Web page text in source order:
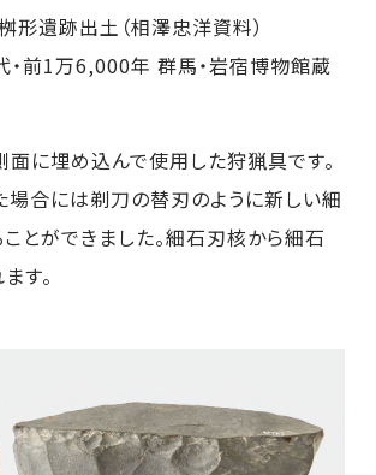
形遺跡出土（相澤忠洋資料）
前1万6,000年 群馬・岩宿博物館蔵
に埋め込んで使用した狩猟具です。
合には剃刀の替刃のように新しい細
とができました。細石刃核から細石
す。